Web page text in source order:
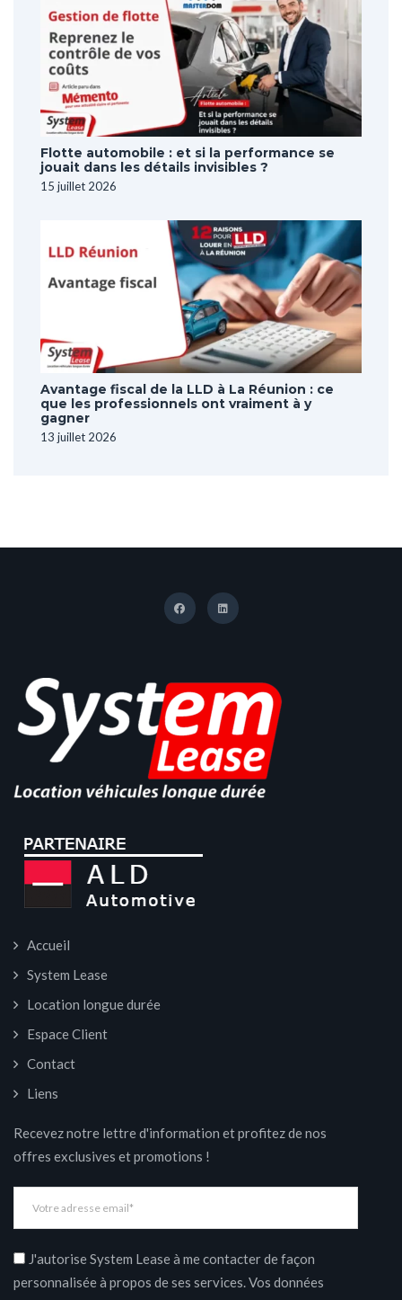
Flotte automobile : et si la performance se
jouait dans les détails invisibles ?
15 juillet 2026
Avantage fiscal de la LLD à La Réunion : ce
que les professionnels ont vraiment à y
gagner
13 juillet 2026
Accueil
System Lease
Location longue durée
Espace Client
Contact
Liens
Recevez notre lettre d'information et profitez de nos
offres exclusives et promotions !
J'autorise System Lease à me contacter de façon
personnalisée à propos de ses services. Vos données